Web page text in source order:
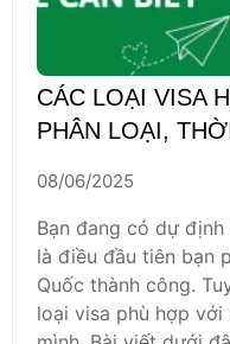
CÁC LOẠI VISA
PHÂN LOẠI,
08/06/2025
Bạn đang có dự định
là điều đầu tiên bạn
Quốc thành công.
loại visa phù hợp